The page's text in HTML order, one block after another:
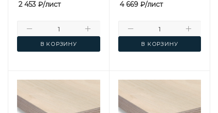
2 453 ₽/лист
В КОРЗИНУ
4 669₽/лист
В КОРЗИНУ